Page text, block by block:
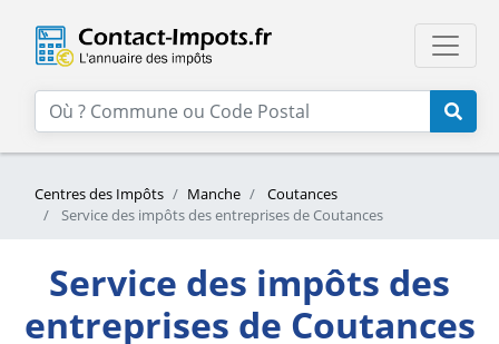
Centres des Impôts Manche
Coutances
Service des impôts des entreprises de Coutances
Service des impôts des
entreprises de Coutances